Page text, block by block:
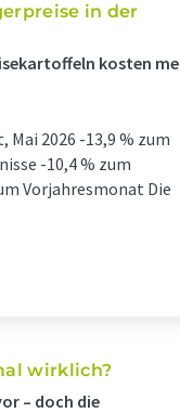
in der
kosten
2026 -13,9 % zum
-10,4 % zum
Vorjahresmonat Die
wirklich?
– doch die